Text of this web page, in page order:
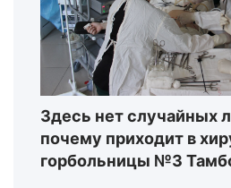
Здесь нет случайных
почему приходит в
горбольницы №3